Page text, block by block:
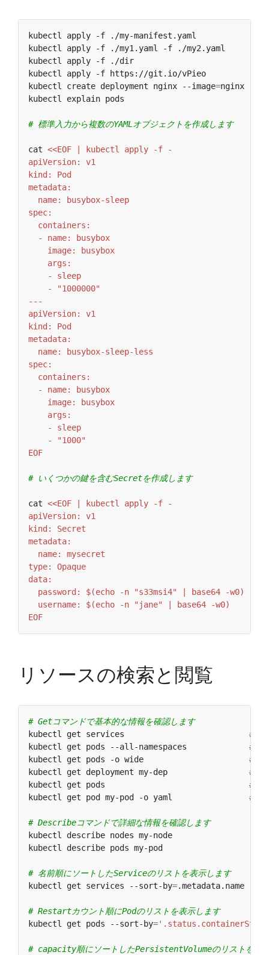
kubectl apply -f ./my-manifest.yaml
kubectl apply -f ./my1.yaml -f ./my2.yaml
kubectl apply -f ./dir
kubectl apply -f https://git.io/vPieo
kubectl create deployment nginx --image=nginx
kubectl explain pods
# 標準入力から複数のYAMLオブジェクトを作成します
cat
EOF
# いくつかの鍵を含むSecretを作成します
cat
EOF
リソースの検索と閲覧
# Getコマンドで基本的な情報を確認します
kubectl get services # 現
kubectl get pods --all-namespaces # す
kubectl get pods -o wide # 現
kubectl get deployment my-dep # 特
kubectl get pods # 現
kubectl get pod my-pod -o yaml #
# Describeコマンドで詳細な情報を確認します
# 名前順にソートしたServiceのリストを表示します
kubectl get services --sort-by=
# Restartカウント順にPodのリストを表示します
kubectl get pods --sort-by=
# capacity順にソートしたPersistentVolumeのリストを表